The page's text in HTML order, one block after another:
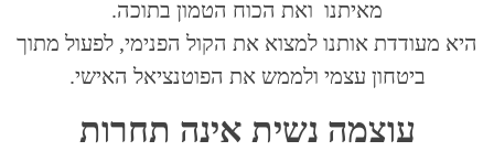
מאיתנו ואת הכוח הטמון בתוכה.
היא מעודדת אותנו למצוא את הקול הפנימי, לפעול מתוך
ביטחון עצמי ולממש את הפוטנציאל האישי.
עוצמה נשית אינה תחרות